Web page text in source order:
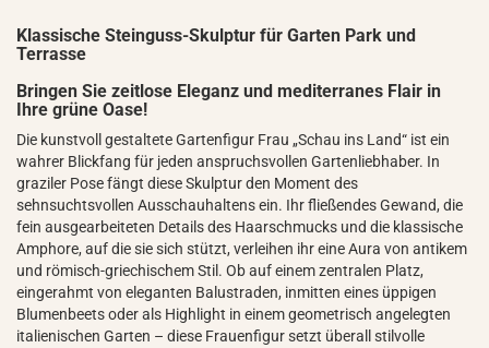
Klassische Steinguss-Skulptur für Garten Park und
Terrasse
Bringen Sie zeitlose Eleganz und mediterranes Flair in
Ihre grüne Oase!
Die kunstvoll gestaltete Gartenfigur Frau „Schau ins Land“ ist ein
wahrer Blickfang für jeden anspruchsvollen Gartenliebhaber. In
graziler Pose fängt diese Skulptur den Moment des
sehnsuchtsvollen Ausschauhaltens ein. Ihr fließendes Gewand, die
fein ausgearbeiteten Details des Haarschmucks und die klassische
Amphore, auf die sie sich stützt, verleihen ihr eine Aura von antikem
und römisch-griechischem Stil. Ob auf einem zentralen Platz,
eingerahmt von eleganten Balustraden, inmitten eines üppigen
Blumenbeets oder als Highlight in einem geometrisch angelegten
italienischen Garten – diese Frauenfigur setzt überall stilvolle